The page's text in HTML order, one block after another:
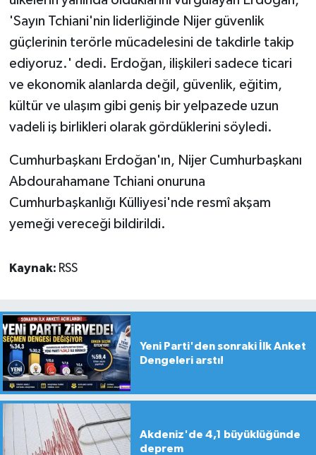
'Sayın Tchiani'nin liderliğinde Nijer güvenlik
güçlerinin terörle mücadelesini de takdirle takip
ediyoruz.' dedi. Erdoğan, ilişkileri sadece ticari
ve ekonomik alanlarda değil, güvenlik, eğitim,
kültür ve ulaşım gibi geniş bir yelpazede uzun
vadeli iş birlikleri olarak gördüklerini söyledi.
Cumhurbaşkanı Erdoğan'ın, Nijer Cumhurbaşkanı
Abdourahamane Tchiani onuruna
Cumhurbaşkanlığı Külliyesi'nde resmî akşam
yemeği vereceği bildirildi.
Kaynak: RSS
Yeni Parti'den sonraki İlk Anket
Dengeleri arstı!
Akdeniz'de 4,1 büyüklüğünde
deprem